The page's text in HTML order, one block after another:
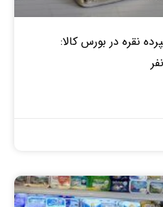
نقره در بورس کالا: